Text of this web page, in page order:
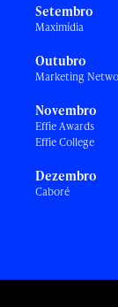
Setembro
Maximídia
Outubro
Marketing
Novembro
Effie Awards
Effie College
Dezembro
Caboré